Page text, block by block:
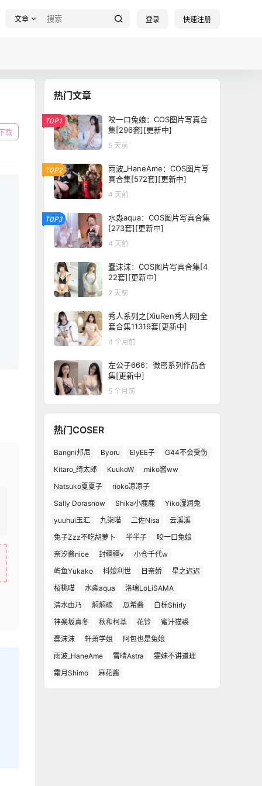
文章 登录 快速注册
载
热门文章
TOP1
咬一口兔娘：COS图片写真合
集[296套][更新中]
5 天前
TOP2
雨波_HaneAme：COS图片写
真合集[572套][更新中]
4 天前
TOP3
水淼aqua：COS图片写真合集
[273套][更新中]
4 天前
蠢沫沫：COS图片写真合集[4
22套][更新中]
2 天前
秀人系列之[XiuRen秀人网]全
套合集11319套[更新中]
4 个月前
左公子666：微密系列作品合
集[更新中]
5 个月前
热门COSER
Bangni邦尼 Byoru ElyEE子
G44不会受伤
Kitaro_绮太郎
KuukoW
miko酱ww
Natsuko夏夏子
rioko凉凉子
Sally Dorasnow
Shika小鹿鹿
Yiko湿润兔
yuuhui玉汇
九柒喵 二佐Nisa
云溪溪
兔子Zzz不吃胡萝卜
半半子
咬一口兔娘
奈汐酱nice
封疆疆v
小仓千代w
屿鱼Yukako
抖娘利世 日奈娇
星之迟迟
桜桃喵
水淼aqua
洛璃LoLiSAMA
清水由乃
焖焖碳 瓜希酱
白栎Shirly
神楽坂真冬
秋和柯基 花铃
蜜汁猫裘
蠢沫沫
轩萧学姐
阿包也是兔娘
雨波_HaneAme
雪晴Astra
雯妹不讲道理
霜月Shimo
麻花酱